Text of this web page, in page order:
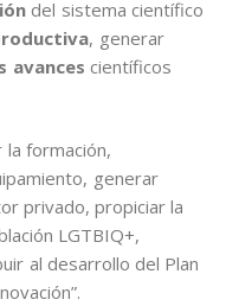
del sistema científico
, generar
avances científicos
formación,
generar
privado, propiciar la
LGTBIQ+,
al desarrollo del Plan